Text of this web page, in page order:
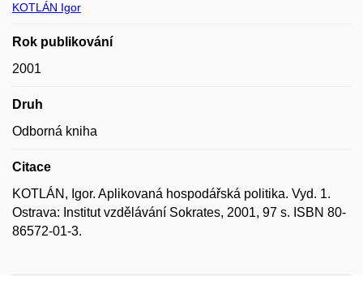
KOTLÁN Igor
Rok publikování
2001
Druh
Odborná kniha
Citace
KOTLÁN, Igor. Aplikovaná hospodářská politika. Vyd. 1.
Ostrava: Institut vzdělávání Sokrates, 2001, 97 s. ISBN 80-
86572-01-3.